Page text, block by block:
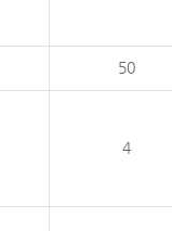
50
4